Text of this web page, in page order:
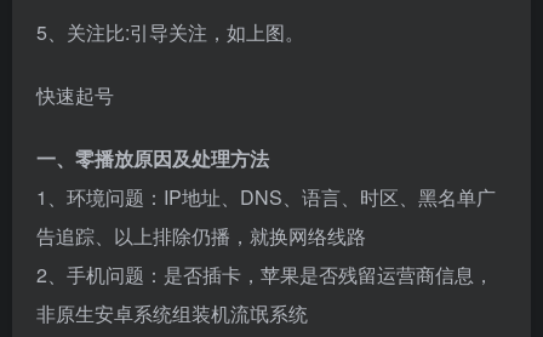
5、关注比:引导关注，如上图。
快速起号
一、零播放原因及处理方法
1、环境问题：IP地址、DNS、语言、时区、黑名单广
告追踪、以上排除仍播，就换网络线路
2、手机问题：是否插卡，苹果是否残留运营商信息，
非原生安卓系统组装机流氓系统